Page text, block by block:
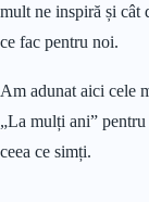
mult ne inspiră și cât
ce fac pentru noi.
Am adunat aici cele
„La mulți ani”
ceea ce simți.